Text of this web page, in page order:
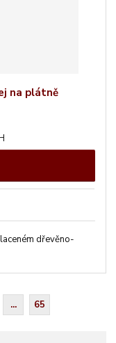
na plátně
dřevěno-
... 65